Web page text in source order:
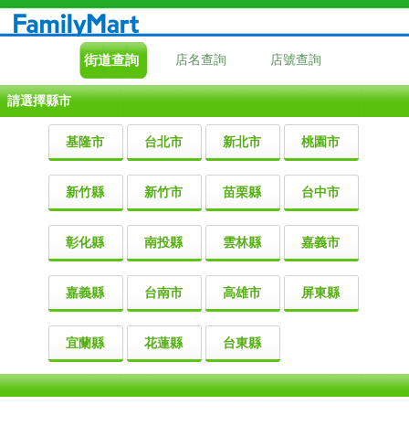
街道查詢 店名查詢 店號查詢
請選擇縣市
基隆市 台北市 新北市 桃園市
新竹縣 新竹市 苗栗縣 台中市
彰化縣 南投縣 雲林縣 嘉義市
嘉義縣 台南市 高雄市 屏東縣
宜蘭縣 花蓮縣 台東縣